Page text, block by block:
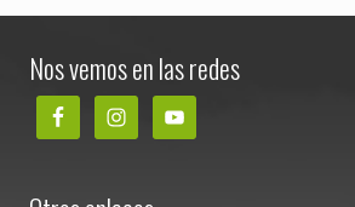
Nos vemos en las redes